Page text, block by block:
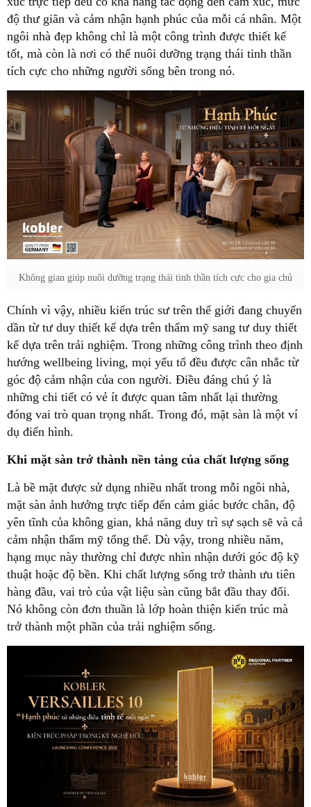
độ thư giãn và cảm nhận hạnh phúc của mỗi cá nhân. Một
ngôi nhà đẹp không chỉ là một công trình được thiết kế
tốt, mà còn là nơi có thể nuôi dưỡng trạng thái tinh thần
tích cực cho những người sống bên trong nó.
Không gian giúp nuôi dưỡng trạng thái tinh thần tích cực cho gia chủ
Chính vì vậy, nhiều kiến trúc sư trên thế giới đang chuyển
dần từ tư duy thiết kế dựa trên thẩm mỹ sang tư duy thiết
kế dựa trên trải nghiệm. Trong những công trình theo định
hướng wellbeing living, mọi yếu tố đều được cân nhắc từ
góc độ cảm nhận của con người. Điều đáng chú ý là
những chi tiết có vẻ ít được quan tâm nhất lại thường
đóng vai trò quan trọng nhất. Trong đó, mặt sàn là một ví
dụ điển hình.
Khi mặt sàn trở thành nền tảng của chất lượng sống
Là bề mặt được sử dụng nhiều nhất trong mỗi ngôi nhà,
mặt sàn ảnh hưởng trực tiếp đến cảm giác bước chân, độ
yên tĩnh của không gian, khả năng duy trì sự sạch sẽ và cả
cảm nhận thẩm mỹ tổng thể. Dù vậy, trong nhiều năm,
hạng mục này thường chỉ được nhìn nhận dưới góc độ kỹ
thuật hoặc độ bền. Khi chất lượng sống trở thành ưu tiên
hàng đầu, vai trò của vật liệu sàn cũng bắt đầu thay đổi.
Nó không còn đơn thuần là lớp hoàn thiện kiến trúc mà
trở thành một phần của trải nghiệm sống.